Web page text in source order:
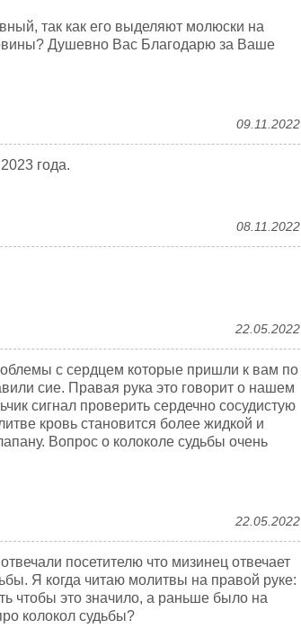
так как его выделяют молюски на
Душевно Вас Благодарю за Ваше
09.11.2022
года.
08.11.2022
22.05.2022
с сердцем которые пришли к вам по
сие. Правая рука это говорит о нашем
сигнал проверить сердечно сосудистую
кровь становится более жидкой и
Вопрос о колоколе судьбы очень
22.05.2022
посетителю что мизинец отвечает
Я когда читаю молитвы на правой руке:
чтобы это значило, а раньше было на
колокол судьбы?